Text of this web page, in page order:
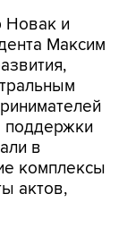
Новак и
Максим
поддержки
в
комплексы
актов,